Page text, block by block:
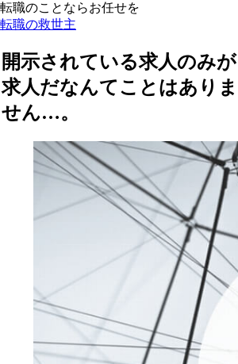
転職のことならお任せを
転職の救世主
開示されている求人のみが
求人だなんてことはありま
せん…。